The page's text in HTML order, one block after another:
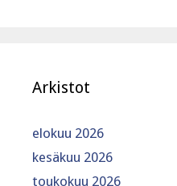
Arkistot
elokuu 2026
kesäkuu 2026
toukokuu 2026